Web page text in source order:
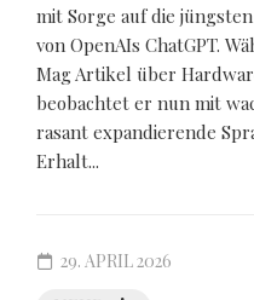
mit Sorge auf die
von OpenAIs ChatGPT.
Mag Artikel über
beobachtet er nun mit
rasant expandierende
Erhalt...
29. APRIL 2026